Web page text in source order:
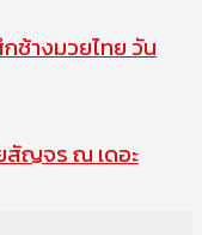
ช้างมวยไทย วัน
สัญจร ณ เดอะ